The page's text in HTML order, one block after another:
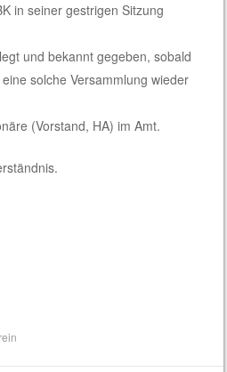
in seiner gestrigen Sitzung
und bekannt gegeben, sobald
solche Versammlung wieder
(Vorstand, HA) im Amt.